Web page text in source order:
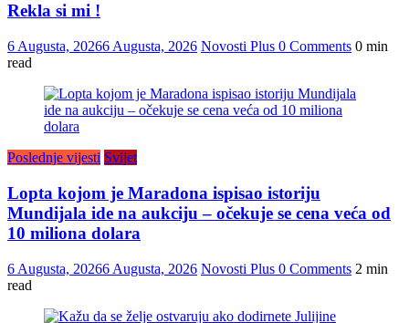
Rekla si mi !
6 Augusta, 20266 Augusta, 2026 Novosti Plus 0 Comments 0 min
read
Poslednje vijesti Svijet
Lopta kojom je Maradona ispisao istoriju
Mundijala ide na aukciju – očekuje se cena veća od
10 miliona dolara
6 Augusta, 20266 Augusta, 2026 Novosti Plus 0 Comments 2 min
read